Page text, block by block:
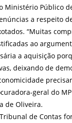
Ministério Público
a respeito
“Muitas
ao
a aquisição
deixando de
geral do
de Oliveira.
de Contas